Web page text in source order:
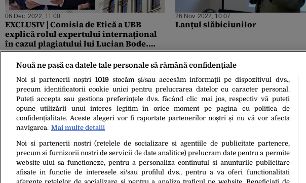
06 Dec. 2022, 11:00
EXCLUSIV | Comisia de Etică a UBB
explică rolul expertului internațional
în cazul plagiatului lui Lucian Bode.
„Timpul va dovedi că am avut o
abordare corectă și echilibrată, dincolo
de presiuni publice, politice sau
tribunale populare”
26 Nov. 2022, 10:07
Lanțul slăbiciunilor
07 Oct. 2022, 20:05
FOTO | O delegație USR a mers la
Biblioteca Națională pentru a transcrie
teza de doctorat a ministrului Lucian
Nouă ne pasă ca datele tale personale să rămână confidențiale
Noi și partenerii noștri 1019stocăm și/sau accesăm informații pe dispozitivul dvs.,
precum identificatorii cookie unici pentru prelucrarea datelor cu caracter personal.
Puteți accepta sau gestiona preferințele dvs. făcând clic mai jos, respectiv vă puteți
opune utilizării unui interes legitim în orice moment pe pagina cu politica de
confidențialitate. Aceste alegeri vor fi raportate partenerilor noștri și nu vă vor afecta
navigarea. Mai multe detalii
Noi si partenerii nostri (retelele de socializare si agentiile de publicitate partenere,
precum si furnizorii nostri de servicii de date analitice) prelucram date pentru a permite
website-ului sa functioneze, pentru a personaliza continutul si anunturile publicitare
afisate in functie de interesele si/sau profilul dvs., pentru a va oferi functionalitati